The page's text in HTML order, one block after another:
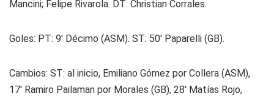
Mancini; Felipe Rivarola. DT: Christian Corrales.
Goles: PT: 9' Décimo (ASM). ST: 50' Paparelli (GB).
Cambios: ST: al inicio, Emiliano Gómez por Collera (ASM),
17' Ramiro Pailaman por Morales (GB), 28' Matías Rojo,